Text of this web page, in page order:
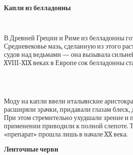
Капли из белладонны
В Древней Греции и Риме из белладонны
Средневековье мазь, сделанную из этого
судов над ведьмами — она вызывала
XVIII-XIX веках в Европе сок белладонны
Моду на капли ввели итальянские
расширяли зрачки, придавали глазам блеск,
При этом стремительно ухудшали зрение и
применении приводили к полной слепоте.
«препарат» прошла лишь в начале XX века.
Ленточные черви